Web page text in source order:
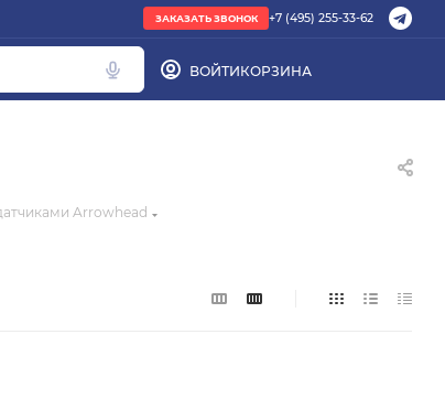
ЗАКАЗАТЬ ЗВОНОК +7 (495) 255-33-62
ВОЙТИКОРЗИНА
Arrowhead
радиатор стальной